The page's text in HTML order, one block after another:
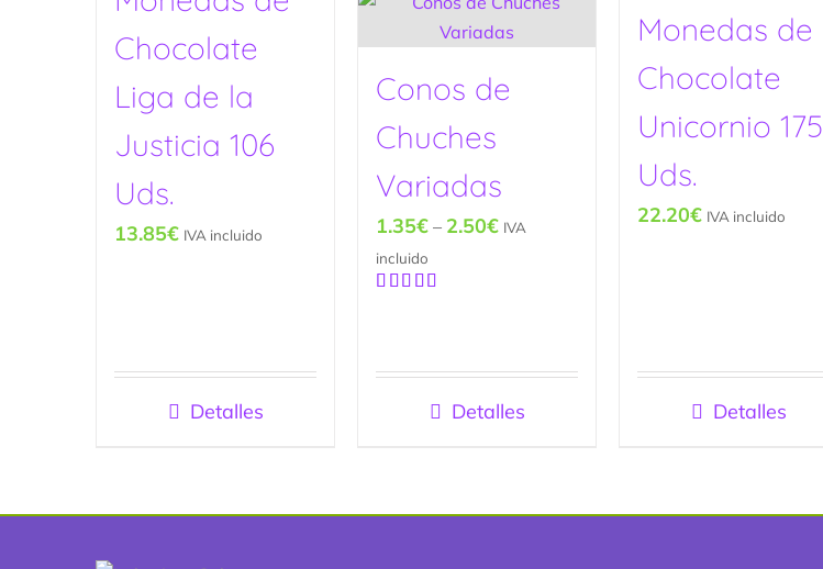
Chocolate
Liga de la
Justicia 106
Uds.
13.85€ IVA incluido
Detalles
Conos de
Chuches
Variadas
1.35€ – 2.50€ IVA
incluido
Detalles
Monedas de
Chocolate
Unicornio 175
Uds.
22.20€ IVA incluido
Detalles